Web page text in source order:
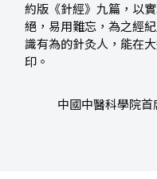
約版《針經》九篇，以
絕，易用難忘，為之經
識有為的針灸人，能在
印。
中國中醫科學院